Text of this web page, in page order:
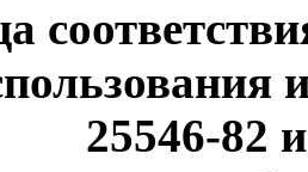
25546-82